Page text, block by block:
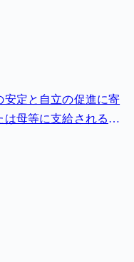
安定と自立の促進に寄
母等に支給される手